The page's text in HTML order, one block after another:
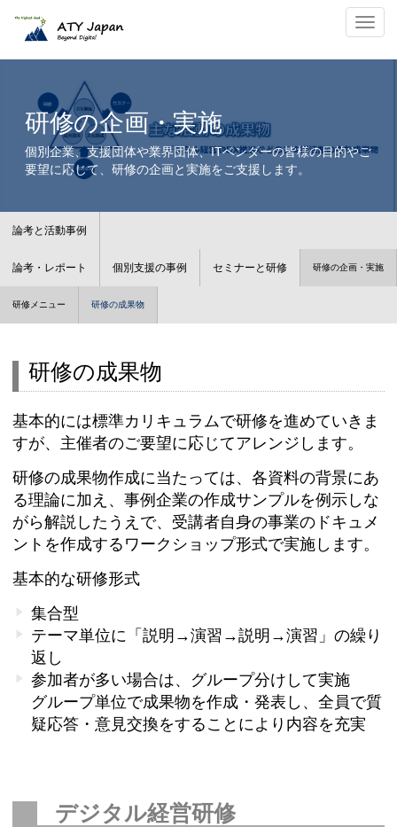
ナ
研修成果物｜デジタル経営研修・セキュリティ対策・プロジェクトマネジメント
研修の企画・実施
個別企業、支援団体や業界団体、ITベンダーの皆様の目的やご
要望に応じて、研修の企画と実施をご支援します。
論考と活動事例
論考・レポート 個別支援の事例 セミナーと研修 研修の企画・実施
研修メニュー 研修の成果物
研修の成果物
基本的には標準カリキュラムで研修を進めていきま
すが、主催者のご要望に応じてアレンジします。
研修の成果物作成に当たっては、各資料の背景にあ
る理論に加え、事例企業の作成サンプルを例示しな
がら解説したうえで、受講者自身の事業のドキュメ
ントを作成するワークショップ形式で実施します。
基本的な研修形式
集合型
テーマ単位に「説明→演習→説明→演習」の繰り
返し
参加者が多い場合は、グループ分けして実施
グループ単位で成果物を作成・発表し、全員で質
疑応答・意見交換をすることにより内容を充実
デジタル経営研修